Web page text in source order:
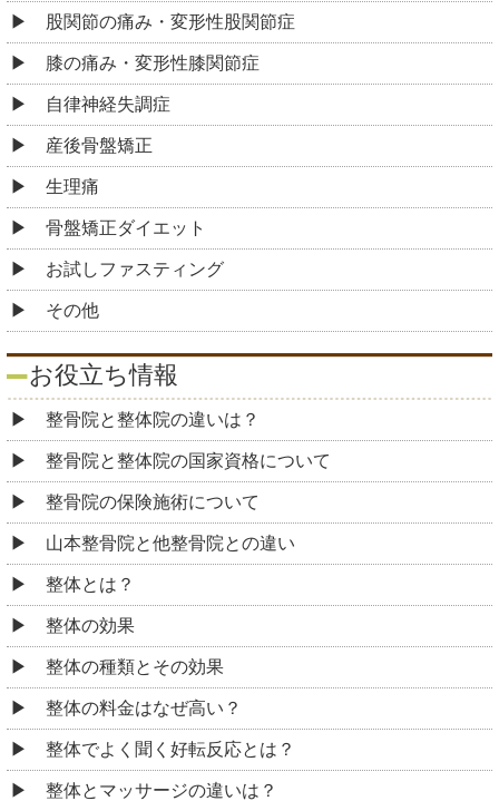
股関節の痛み・変形性股関節症
膝の痛み・変形性膝関節症
自律神経失調症
産後骨盤矯正
生理痛
骨盤矯正ダイエット
お試しファスティング
その他
お役立ち情報
整骨院と整体院の違いは？
整骨院と整体院の国家資格について
整骨院の保険施術について
山本整骨院と他整骨院との違い
整体とは？
整体の効果
整体の種類とその効果
整体の料金はなぜ高い？
整体でよく聞く好転反応とは？
整体とマッサージの違いは？